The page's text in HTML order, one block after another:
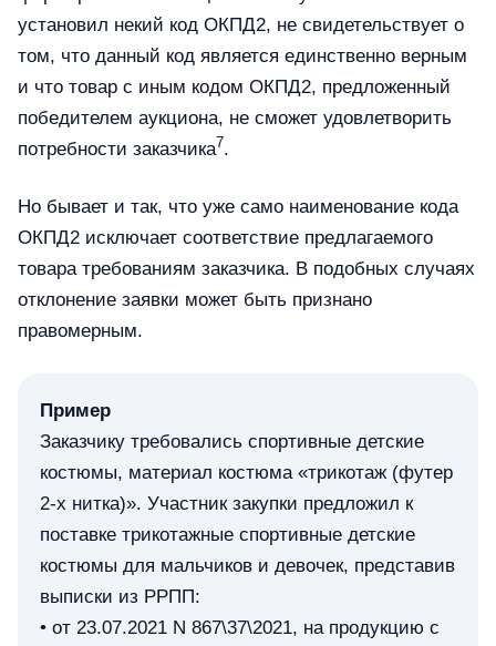
установил некий код ОКПД2, не свидетельствует о
том, что данный код является единственно верным
и что товар с иным кодом ОКПД2, предложенный
победителем аукциона, не сможет удовлетворить
потребности заказчика7.
Но бывает и так, что уже само наименование кода
ОКПД2 исключает соответствие предлагаемого
товара требованиям заказчика. В подобных случаях
отклонение заявки может быть признано
правомерным.
Пример
Заказчику требовались спортивные детские
костюмы, материал костюма «трикотаж (футер
2-х нитка)». Участник закупки предложил к
поставке трикотажные спортивные детские
костюмы для мальчиков и девочек, представив
выписки из РРПП:
• от 23.07.2021 N 867\37\2021, на продукцию с